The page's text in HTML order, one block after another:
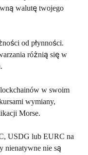
walutę twojego
od płynności.
różnią się w
w swoim
wymiany,
Morse.
USDG lub EURC na
nienatywne nie są